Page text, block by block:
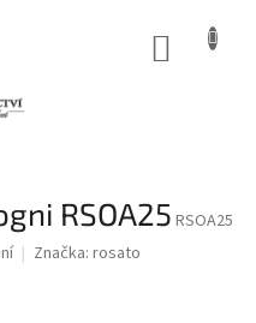
RSOA25 RSOA25
Značka: rosato